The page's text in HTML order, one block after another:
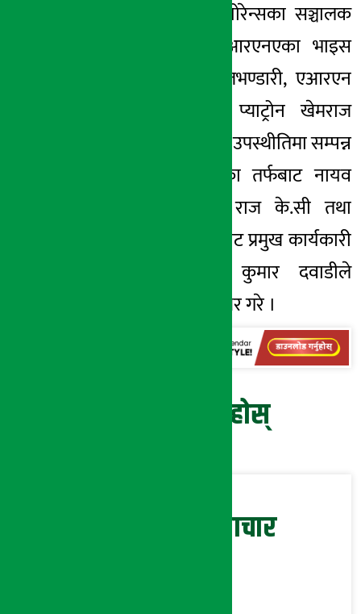
सानिमा लाईफ इन्स्योरेन्सका सञ्चालक
घनश्याम थापा, एनआरएनएका भाइस
प्रेसिडेन्ट सपीला राजभण्डारी, एआरएन
एनसीसी रसियाका प्याट्रोन खेमराज
लामिछाने लगायतको उपस्थीतिमा सम्पन्न
कार्यक्रममा कम्पनीका तर्फबाट नायव
महाप्रबन्धक केशव राज के.सी तथा
एनआरएनएका तर्फबाट प्रमुख कार्यकारी
अधिकृत डा.हेमन्त कुमार दवाडीले
सम्झौता पत्रमा हस्ताक्षर गरे ।
प्रतिक्रिया दिनुहोस्
सम्बन्धित समाचार